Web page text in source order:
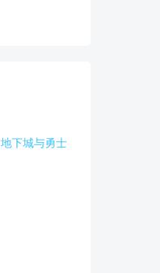
地下城与勇士